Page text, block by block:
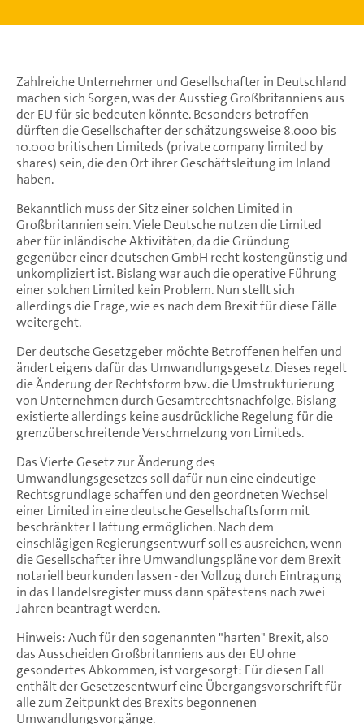
Zahlreiche Unternehmer und Gesellschafter in Deutschland
machen sich Sorgen, was der Ausstieg Großbritanniens aus
der EU für sie bedeuten könnte. Besonders betroffen
dürften die Gesellschafter der schätzungsweise 8.000 bis
10.000 britischen Limiteds (private company limited by
shares) sein, die den Ort ihrer Geschäftsleitung im Inland
haben.
Bekanntlich muss der Sitz einer solchen Limited in
Großbritannien sein. Viele Deutsche nutzen die Limited
aber für inländische Aktivitäten, da die Gründung
gegenüber einer deutschen GmbH recht kostengünstig und
unkompliziert ist. Bislang war auch die operative Führung
einer solchen Limited kein Problem. Nun stellt sich
allerdings die Frage, wie es nach dem Brexit für diese Fälle
weitergeht.
Der deutsche Gesetzgeber möchte Betroffenen helfen und
ändert eigens dafür das Umwandlungsgesetz. Dieses regelt
die Änderung der Rechtsform bzw. die Umstrukturierung
von Unternehmen durch Gesamtrechtsnachfolge. Bislang
existierte allerdings keine ausdrückliche Regelung für die
grenzüberschreitende Verschmelzung von Limiteds.
Das Vierte Gesetz zur Änderung des
Umwandlungsgesetzes soll dafür nun eine eindeutige
Rechtsgrundlage schaffen und den geordneten Wechsel
einer Limited in eine deutsche Gesellschaftsform mit
beschränkter Haftung ermöglichen. Nach dem
einschlägigen Regierungsentwurf soll es ausreichen, wenn
die Gesellschafter ihre Umwandlungspläne vor dem Brexit
notariell beurkunden lassen - der Vollzug durch Eintragung
in das Handelsregister muss dann spätestens nach zwei
Jahren beantragt werden.
Hinweis: Auch für den sogenannten "harten" Brexit, also
das Ausscheiden Großbritanniens aus der EU ohne
gesondertes Abkommen, ist vorgesorgt: Für diesen Fall
enthält der Gesetzesentwurf eine Übergangsvorschrift für
alle zum Zeitpunkt des Brexits begonnenen
Umwandlungsvorgänge.